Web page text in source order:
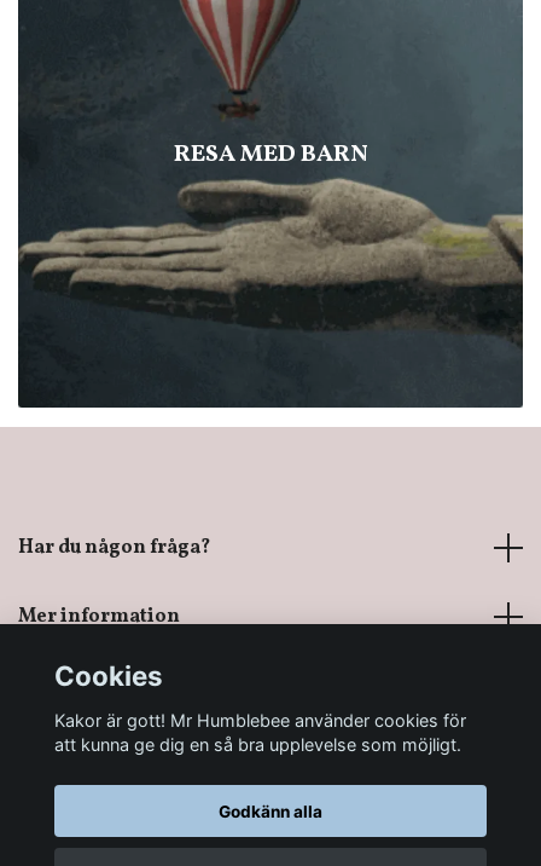
RESA MED BARN
Har du någon fråga?
Mer information
Sociala medier
© 2026 Mr Humblebee - En magisk leksaksbutik
Cookies
Kakor är gott! Mr Humblebee använder cookies för
att kunna ge dig en så bra upplevelse som möjligt.
Godkänn alla